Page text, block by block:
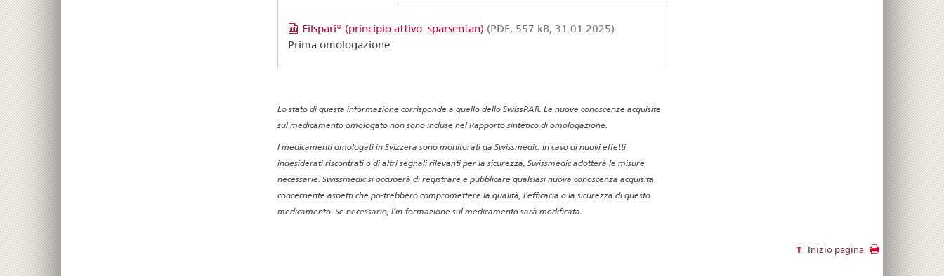
Filspari® (principio attivo: sparsentan) (PDF, 557 kB, 31.01.2025)
Prima omologazione
Lo stato di questa informazione corrisponde a quello dello SwissPAR. Le nuove conoscenze acquisite
sul medicamento omologato non sono incluse nel Rapporto sintetico di omologazione.
I medicamenti omologati in Svizzera sono monitorati da Swissmedic. In caso di nuovi effetti
indesiderati riscontrati o di altri segnali rilevanti per la sicurezza, Swissmedic adotterà le misure
necessarie. Swissmedic si occuperà di registrare e pubblicare qualsiasi nuova conoscenza acquisita
concernente aspetti che po-trebbero compromettere la qualità, l’efficacia o la sicurezza di questo
medicamento. Se necessario, l’in-formazione sul medicamento sarà modificata.
Inizio pagina